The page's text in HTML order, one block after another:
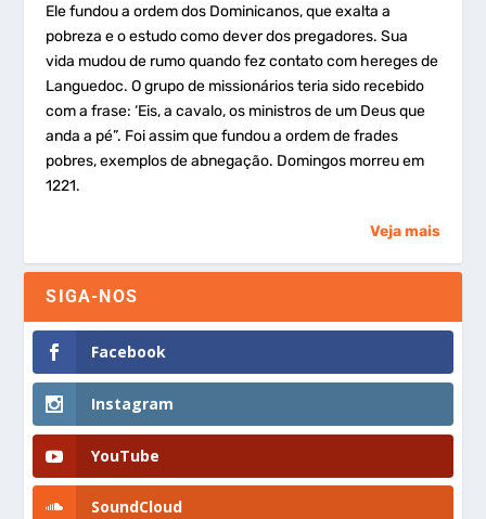
Ele fundou a ordem dos Dominicanos, que exalta a
pobreza e o estudo como dever dos pregadores. Sua
vida mudou de rumo quando fez contato com hereges de
Languedoc. O grupo de missionários teria sido recebido
com a frase: ‘Eis, a cavalo, os ministros de um Deus que
anda a pé”. Foi assim que fundou a ordem de frades
pobres, exemplos de abnegação. Domingos morreu em
1221.
Veja mais
SIGA-NOS
Facebook
Instagram
YouTube
SoundCloud